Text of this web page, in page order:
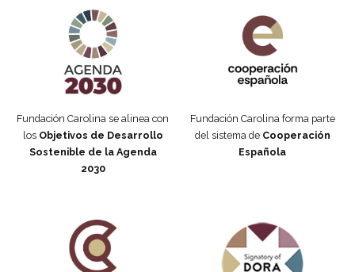
Fundación Carolina se alinea con
los Objetivos de Desarrollo
Sostenible de la Agenda
2030
Fundación Carolina forma parte
del sistema de Cooperación
Española